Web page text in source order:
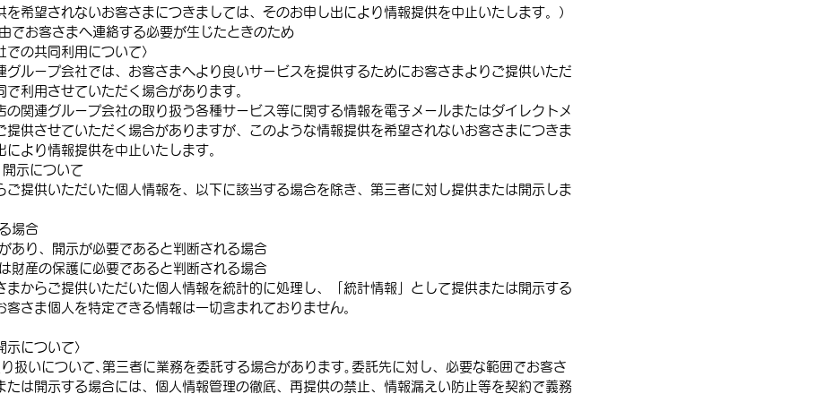
を希望されないお客さまにつきましては、そのお申し出により情報提供を中止いたします。）
でお客さまへ連絡する必要が生じたときのため
での共同利用について〉
グループ会社では、お客さまへより良いサービスを提供するためにお客さまよりご提供いただ
で利用させていただく場合があります。
の関連グループ会社の取り扱う各種サービス等に関する情報を電子メールまたはダイレクトメ
提供させていただく場合がありますが、このような情報提供を希望されないお客さまにつきま
により情報提供を中止いたします。
示について
ご提供いただいた個人情報を、以下に該当する場合を除き、第三者に対し提供または開示しま
場合
あり、開示が必要であると判断される場合
財産の保護に必要であると判断される場合
まからご提供いただいた個人情報を統計的に処理し、「統計情報」として提供または開示する
客さま個人を特定できる情報は一切含まれておりません。
示について〉
扱いについて､第三者に業務を委託する場合があります｡委託先に対し、必要な範囲でお客さ
たは開示する場合には、個人情報管理の徹底、再提供の禁止、情報漏えい防止等を契約で義務